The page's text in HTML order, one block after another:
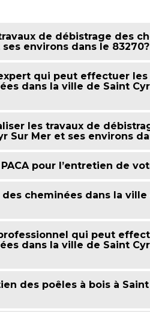
de débistrage des
environs dans le 83270?
qui peut effectuer
dans la ville de Saint
les travaux de
Sur Mer et ses environs
pour l’entretien de
cheminées dans la ville
qui peut
dans la ville de Saint
des poêles à bois à